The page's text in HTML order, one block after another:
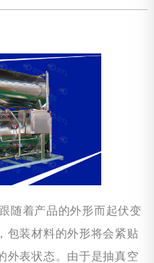
随着产品的外形而起伏变
包装材料的外形将会紧贴
外表状态。由于是抽真空